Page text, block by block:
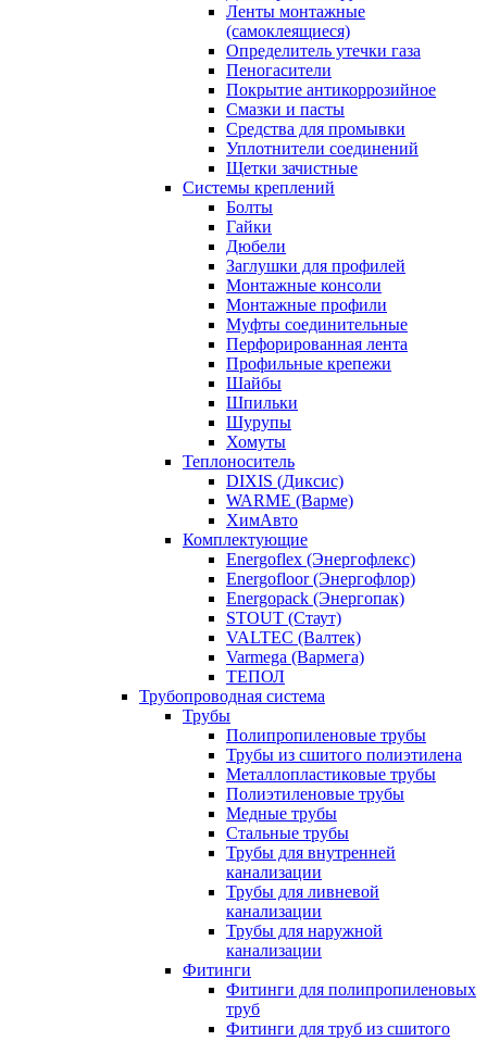
Ленты монтажные
(самоклеящиеся)
Определитель утечки газа
Пеногасители
Покрытие антикоррозийное
Смазки и пасты
Средства для промывки
Уплотнители соединений
Щетки зачистные
Системы креплений
Болты
Гайки
Дюбели
Заглушки для профилей
Монтажные консоли
Монтажные профили
Муфты соединительные
Перфорированная лента
Профильные крепежи
Шайбы
Шпильки
Шурупы
Хомуты
Теплоноситель
DIXIS (Диксис)
WARME (Варме)
ХимАвто
Комплектующие
Energoflex (Энергофлекс)
Energofloor (Энергофлор)
Energopack (Энергопак)
STOUT (Стаут)
VALTEC (Валтек)
Varmega (Вармега)
ТЕПОЛ
Трубопроводная система
Трубы
Полипропиленовые трубы
Трубы из сшитого полиэтилена
Металлопластиковые трубы
Полиэтиленовые трубы
Медные трубы
Стальные трубы
Трубы для внутренней
канализации
Трубы для ливневой
канализации
Трубы для наружной
канализации
Фитинги
Фитинги для полипропиленовых
труб
Фитинги для труб из сшитого